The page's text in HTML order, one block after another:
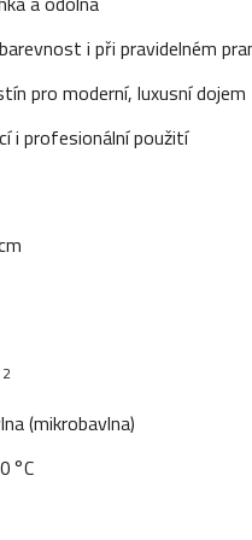
i při pravidelném
pro moderní, luxusní dojem
i profesionální použití
2
(mikrobavlna)
°C